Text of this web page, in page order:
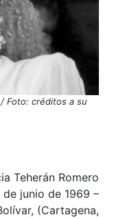
Foto: créditos a su
Teherán Romero
junio de 1969 –
(Cartagena,